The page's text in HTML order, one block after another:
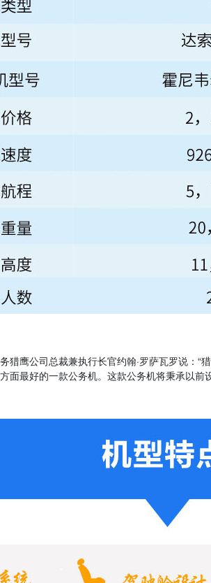
猎鹰公司总裁兼执行长官约翰·罗萨瓦罗说：“
面最好的一款公务机。这款公务机将秉承以前